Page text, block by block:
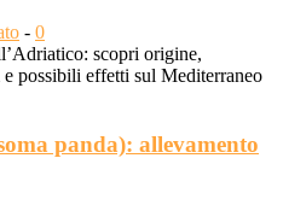
- 0
scopri origine,
possibili effetti sul Mediterraneo
panda): allevamento